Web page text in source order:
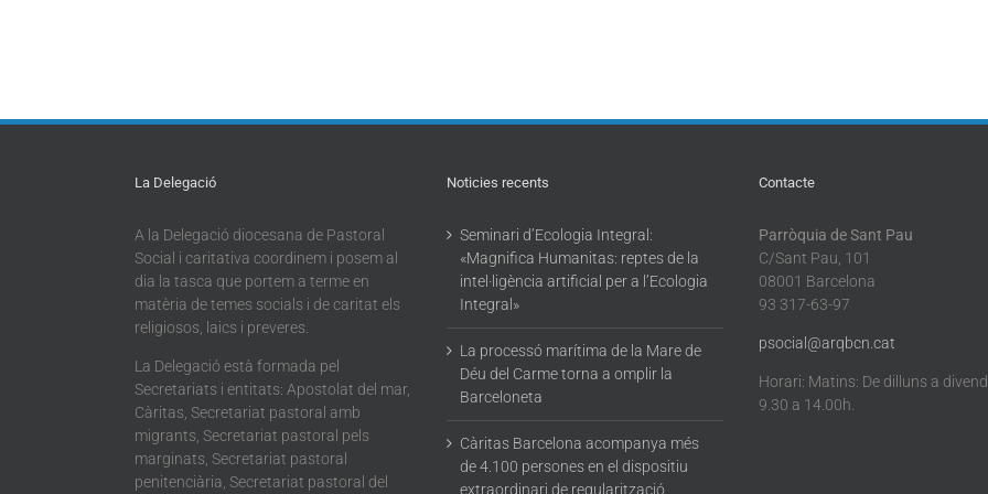
La Delegació
A la Delegació diocesana de Pastoral
Social i caritativa coordinem i posem al
dia la tasca que portem a terme en
matèria de temes socials i de caritat els
religiosos, laics i preveres.
La Delegació està formada pel
Secretariats i entitats: Apostolat del mar,
Càritas, Secretariat pastoral amb
migrants, Secretariat pastoral pels
marginats, Secretariat pastoral
penitenciària, Secretariat pastoral del
Noticies recents
Seminari d’Ecologia Integral:
«Magnifica Humanitas: reptes de la
intel·ligència artificial per a l’Ecologia
Integral»
La processó marítima de la Mare de
Déu del Carme torna a omplir la
Barceloneta
Càritas Barcelona acompanya més
de 4.100 persones en el dispositiu
extraordinari de regularització
Contacte
Parròquia de Sant Pau
C/Sant Pau, 101
08001 Barcelona
93 317-63-97
psocial@arqbcn.cat
Horari: Matins: De dilluns a
9.30 a 14.00h.